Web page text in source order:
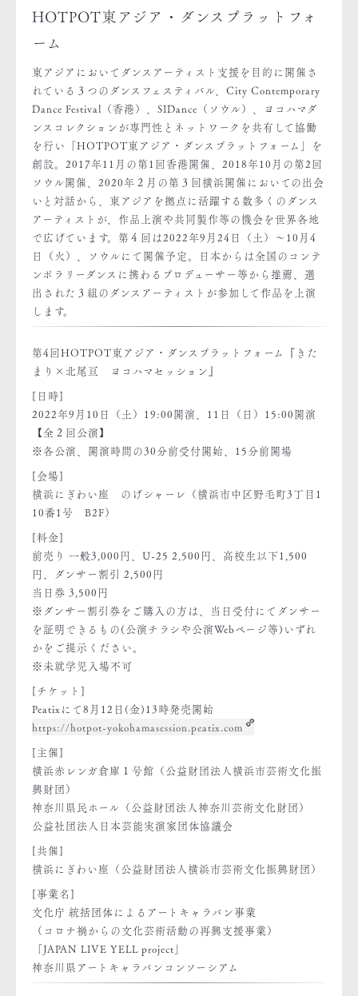
HOTPOT東アジア・ダンスプラットフォ
ーム
東アジアにおいてダンスアーティスト支援を目的に開催さ
れている３つのダンスフェスティバル、City Contemporary
Dance Festival（香港）、SIDance（ソウル）、ヨコハマダ
ンスコレクションが専門性とネットワークを共有して協働
を行い「HOTPOT東アジア・ダンスプラットフォーム」を
創設。2017年11月の第1回香港開催、2018年10月の第2回
ソウル開催、2020年２月の第３回横浜開催においての出会
いと対話から、東アジアを拠点に活躍する数多くのダンス
アーティストが、作品上演や共同製作等の機会を世界各地
で広げています。第４回は2022年9月24日（土）～10月4
日（火）、ソウルにて開催予定。日本からは全国のコンテ
ンポラリーダンスに携わるプロデューサー等から推薦、選
出された３組のダンスアーティストが参加して作品を上演
します。
第4回HOTPOT東アジア・ダンスプラットフォーム『きた
まり×北尾亘 ヨコハマセッション』
[日時]
2022年9月10日（土）19:00開演、11日（日）15:00開演
【全２回公演】
※各公演、開演時間の30分前受付開始、15分前開場
[会場]
横浜にぎわい座 のげシャーレ（横浜市中区野毛町3丁目1
10番1号 B2F）
[料金]
前売り 一般3,000円、U-25 2,500円、高校生以下1,500
円、ダンサー割引 2,500円
当日券 3,500円
※ダンサー割引券をご購入の方は、当日受付にてダンサー
を証明できるもの(公演チラシや公演Webページ等)いずれ
かをご提示ください。
※未就学児入場不可
[チケット]
Peatixにて8月12日(金)13時発売開始
https://hotpot-yokohamasession.peatix.com
[主催]
横浜赤レンガ倉庫１号館（公益財団法人横浜市芸術文化振
興財団）
神奈川県民ホール（公益財団法人神奈川芸術文化財団）
公益社団法人日本芸能実演家団体協議会
[共催]
横浜にぎわい座（公益財団法人横浜市芸術文化振興財団）
[事業名]
文化庁 統括団体によるアートキャラバン事業
（コロナ禍からの文化芸術活動の再興支援事業）
「JAPAN LIVE YELL project」
神奈川県アートキャラバンコンソーシアム